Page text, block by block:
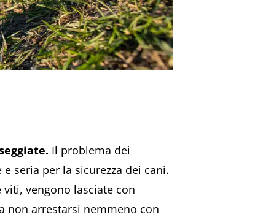
Il problema dei
seria per la sicurezza dei cani.
vengono lasciate con
non arrestarsi nemmeno con